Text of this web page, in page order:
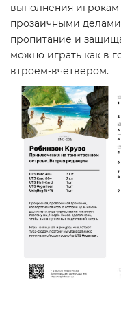
выполнения игрокам
прозаичными
пропитание и
можно играть как в
втроём-вчетвером.